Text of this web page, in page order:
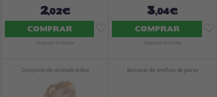
2,02€
COMPRAR
Imposto Incluído
3,04€
COMPRAR
Imposto Incluído
Conjunto de animais leões fantasia de orelhas de porco